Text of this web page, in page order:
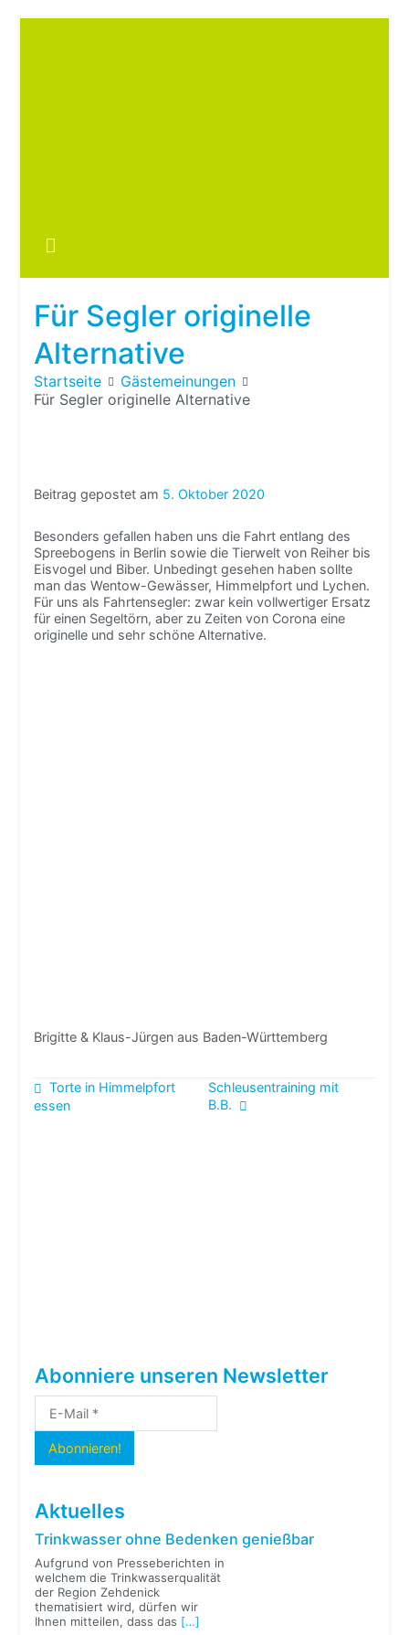
Für Segler originelle
Alternative
Startseite
Gästemeinungen
Für Segler originelle Alternative
Beitrag gepostet am 5. Oktober 2020
Besonders gefallen haben uns die Fahrt entlang des
Spreebogens in Berlin sowie die Tierwelt von Reiher bis
Eisvogel und Biber. Unbedingt gesehen haben sollte
man das Wentow-Gewässer, Himmelpfort und Lychen.
Für uns als Fahrtensegler: zwar kein vollwertiger Ersatz
für einen Segeltörn, aber zu Zeiten von Corona eine
originelle und sehr schöne Alternative.
Brigitte & Klaus-Jürgen aus Baden-Württemberg
Beitragsnavigation
Torte in Himmelpfort
essen
Schleusentraining mit
B.B.
Abonniere unseren Newsletter
Aktuelles
Trinkwasser ohne Bedenken genießbar
Aufgrund von Presseberichten in
welchem die Trinkwasserqualität
der Region Zehdenick
thematisiert wird, dürfen wir
Ihnen mitteilen, dass das […]